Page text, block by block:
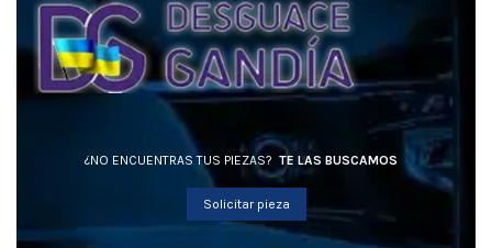
¿NO ENCUENTRAS TUS PIEZAS? TE LAS BUSCAMOS
Solicitar pieza